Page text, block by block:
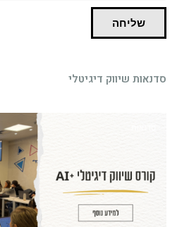
שליחה
סדנאות שיווק דיגיטלי